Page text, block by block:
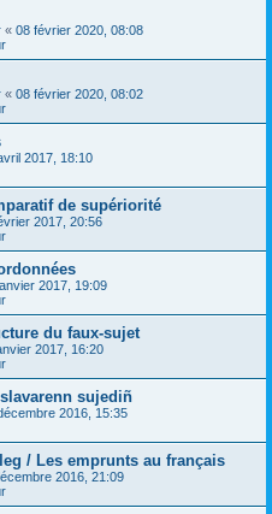
« 08 février 2020, 08:08
« 08 février 2020, 08:02
2017, 18:10
de supériorité
2017, 20:56
2017, 19:09
du faux-sujet
2017, 16:20
sujediñ
2016, 15:35
/ Les emprunts au français
2016, 21:09